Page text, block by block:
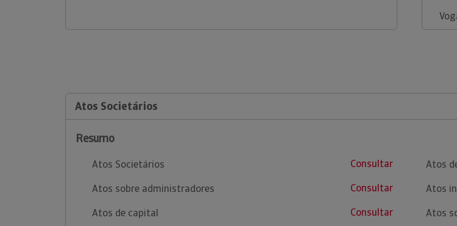
Atos Societários
Resumo
Atos Societários
Consultar
Atos sobre administradores
Consultar
Atos de capital
Consultar
Atos
Atos
Atos